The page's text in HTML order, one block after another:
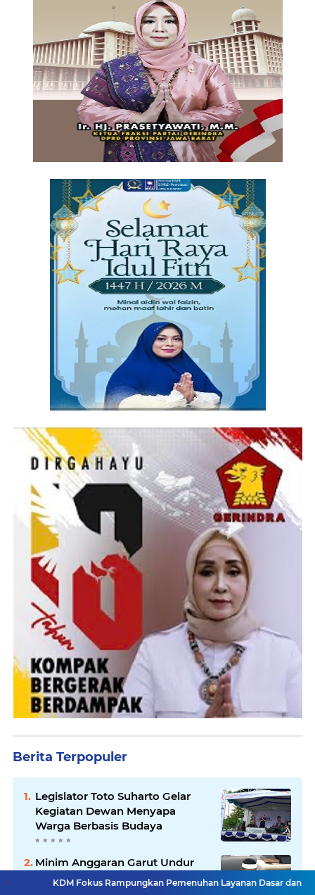
Berita Terpopuler
Legislator Toto Suharto Gelar
Kegiatan Dewan Menyapa
Warga Berbasis Budaya
Minim Anggaran Garut Undur
Diri, Pemprov Jabar Ambil Alih
Pelaksanaan MTQ Jabar 2026
Fokus Rampungkan Pemenuhan Layanan Dasar dan Konektivitas